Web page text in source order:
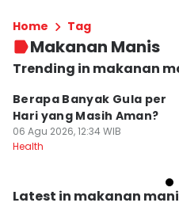
Home Tag
Makanan Manis
Trending in makanan
Berapa Banyak Gula per
Hari yang Masih Aman?
06 Agu 2026, 12:34 WIB
Health
Latest in makanan